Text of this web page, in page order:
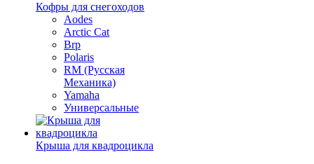
Кофры для снегоходов
Aodes
Arctic Cat
Brp
Polaris
RM (Русская
Механика)
Yamaha
Универсальные
Крыша для квадроцикла